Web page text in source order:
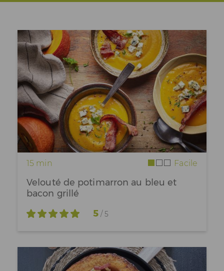
15 min Facile
Velouté de potimarron au bleu et
bacon grillé
5/ 5